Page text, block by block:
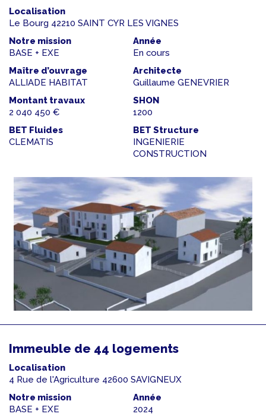
Localisation
Le Bourg 42210 SAINT CYR LES VIGNES
Notre mission
BASE + EXE
Année
En cours
Maître d’ouvrage
ALLIADE HABITAT
Architecte
Guillaume GENEVRIER
Montant travaux
2 040 450 €
SHON
1200
BET Fluides
CLEMATIS
BET Structure
INGENIERIE
CONSTRUCTION
Immeuble de 44 logements
Localisation
4 Rue de l'Agriculture 42600 SAVIGNEUX
Notre mission
BASE + EXE
Année
2024